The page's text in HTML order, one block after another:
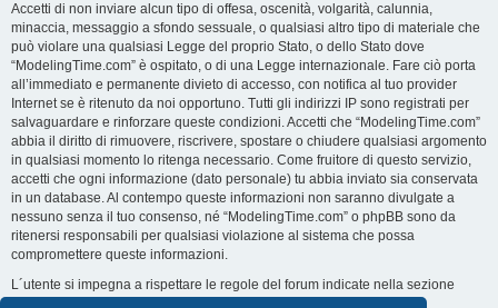
Accetti di non inviare alcun tipo di offesa, oscenità, volgarità, calunnia,
minaccia, messaggio a sfondo sessuale, o qualsiasi altro tipo di materiale che
può violare una qualsiasi Legge del proprio Stato, o dello Stato dove
“ModelingTime.com” è ospitato, o di una Legge internazionale. Fare ciò porta
all’immediato e permanente divieto di accesso, con notifica al tuo provider
Internet se è ritenuto da noi opportuno. Tutti gli indirizzi IP sono registrati per
salvaguardare e rinforzare queste condizioni. Accetti che “ModelingTime.com”
abbia il diritto di rimuovere, riscrivere, spostare o chiudere qualsiasi argomento
in qualsiasi momento lo ritenga necessario. Come fruitore di questo servizio,
accetti che ogni informazione (dato personale) tu abbia inviato sia conservata
in un database. Al contempo queste informazioni non saranno divulgate a
nessuno senza il tuo consenso, né “ModelingTime.com” o phpBB sono da
ritenersi responsabili per qualsiasi violazione al sistema che possa
compromettere queste informazioni.
L´utente si impegna a rispettare le regole del forum indicate nella sezione